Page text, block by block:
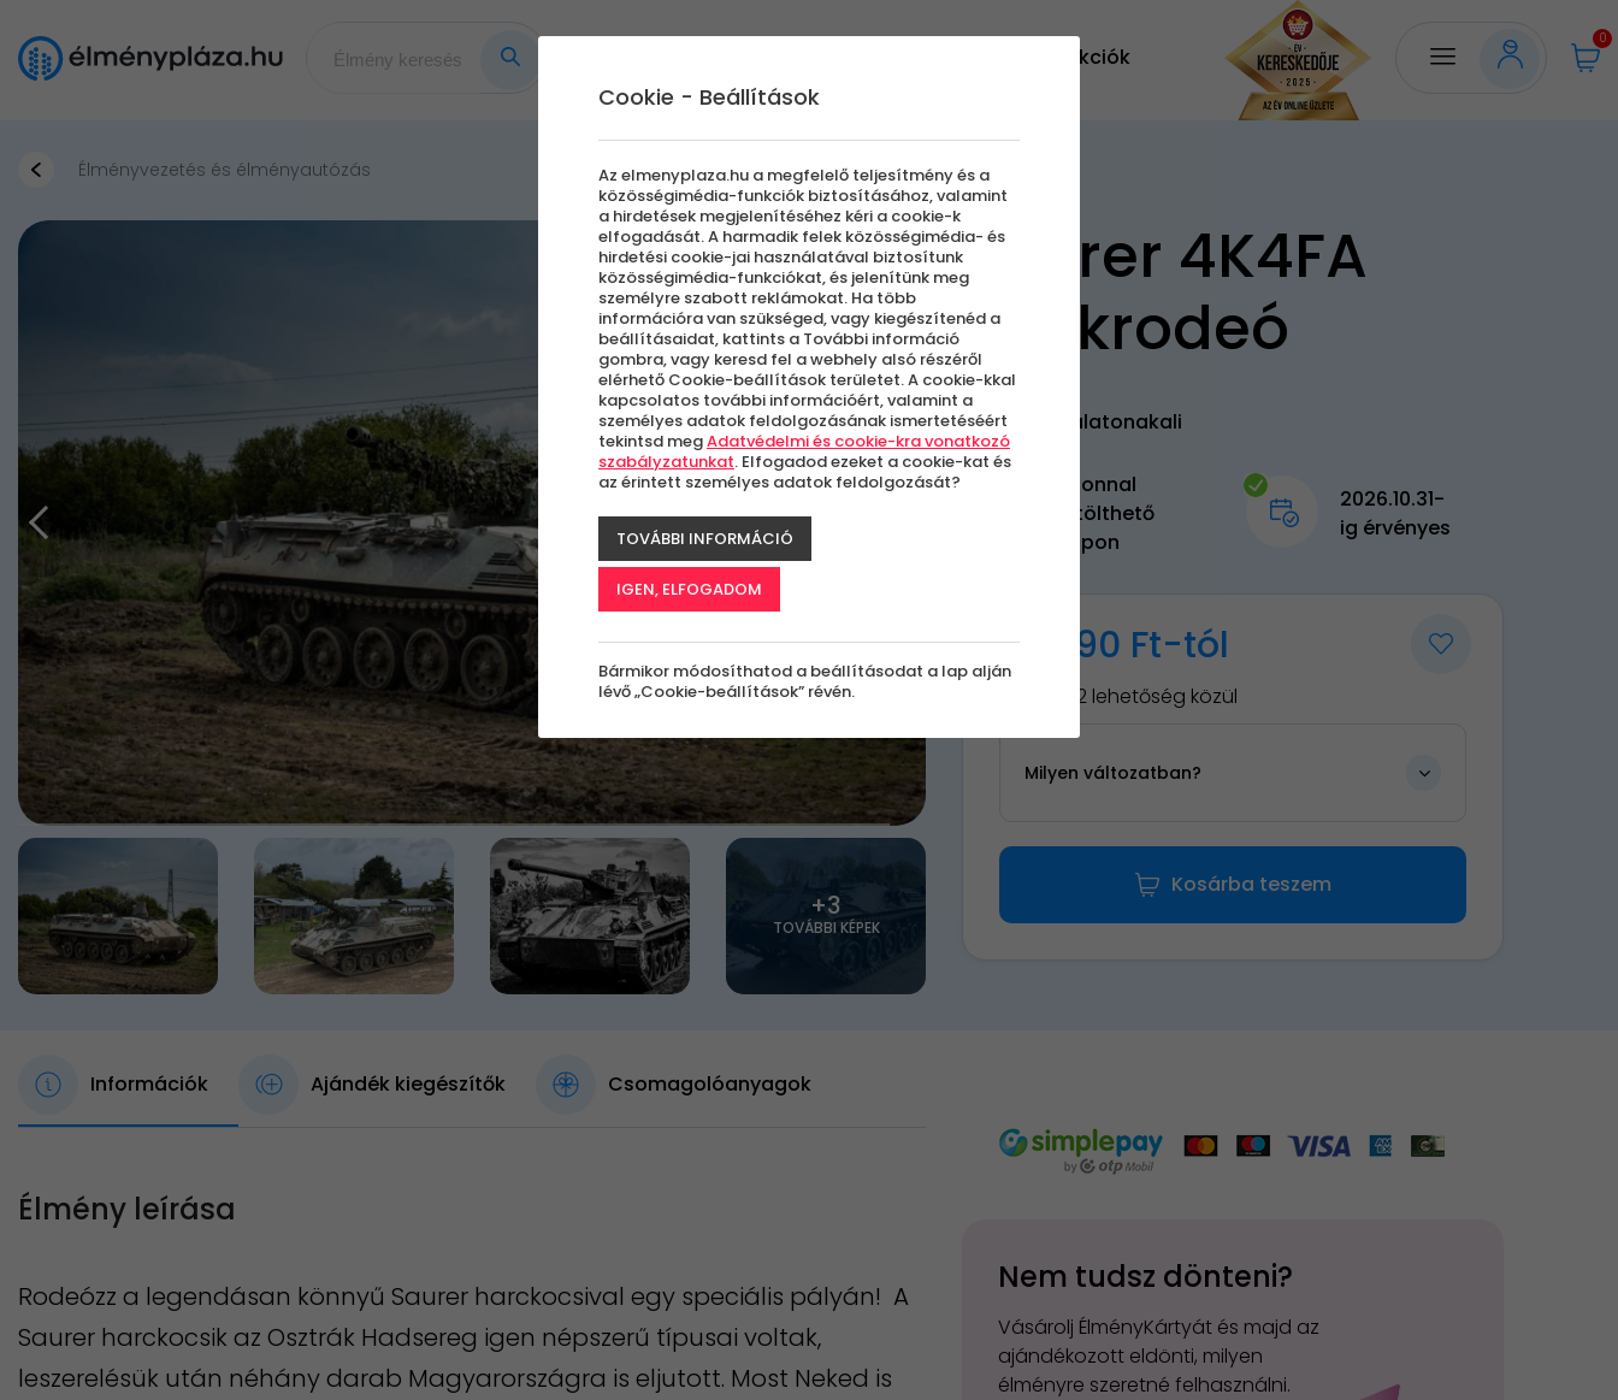
Akciók
0
Élményvezetés és élményautózás
+3
TOVÁBBI KÉPEK
Saurer 4K4FA
Tankrodeó
Balatonakali
Azonnal
letölthető
kupon
2026.10.31-
ig érvényes
23 990 Ft-tól
Válassz 2 lehetőség közül
Milyen változatban?
Kosárba teszem
Információk Ajándék kiegészítők Csomagolóanyagok
Élmény leírása
Rodeózz a legendásan könnyű Saurer harckocsival egy speciális pályán! A
Saurer harckocsik az Osztrák Hadsereg igen népszerű típusai voltak,
leszerelésük után néhány darab Magyarországra is eljutott. Most Neked is
Nem tudsz dönteni?
Vásárolj ÉlményKártyát és majd az
ajándékozott eldönti, milyen
élményre szeretné felhasználni.
Cookie - Beállítások
Az elmenyplaza.hu a megfelelő teljesítmény és a
közösségimédia-funkciók biztosításához, valamint
a hirdetések megjelenítéséhez kéri a cookie-k
elfogadását. A harmadik felek közösségimédia- és
hirdetési cookie-jai használatával biztosítunk
közösségimédia-funkciókat, és jelenítünk meg
személyre szabott reklámokat. Ha több
információra van szükséged, vagy kiegészítenéd a
beállításaidat, kattints a További információ
gombra, vagy keresd fel a webhely alsó részéről
elérhető Cookie-beállítások területet. A cookie-kkal
kapcsolatos további információért, valamint a
személyes adatok feldolgozásának ismertetéséért
tekintsd megAdatvédelmi és cookie-kra vonatkozó
szabályzatunkat. Elfogadod ezeket a cookie-kat és
az érintett személyes adatok feldolgozását?
TOVÁBBI INFORMÁCIÓ
IGEN, ELFOGADOM
Bármikor módosíthatod a beállításodat a lap alján
lévő „Cookie-beállítások” révén.